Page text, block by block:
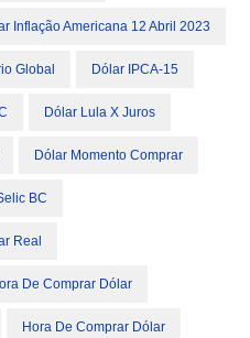
Inflação Americana 12 Abril 2023
Global Dólar IPCA-15
Dólar Lula X Juros
Dólar Momento Comprar
BC
Real
De Comprar Dólar
Hora De Comprar Dólar